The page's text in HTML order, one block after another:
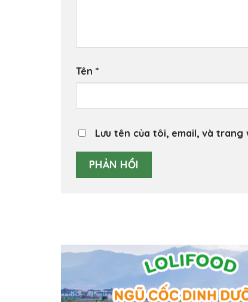
Tên *
Lưu tên của tôi, email, và